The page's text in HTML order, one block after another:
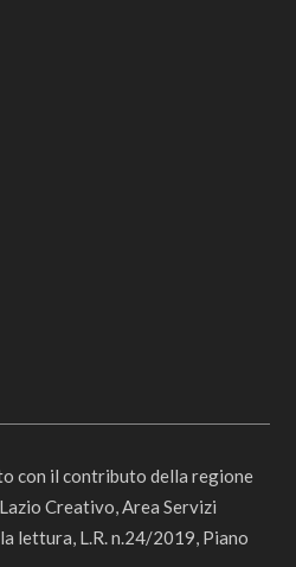
con il contributo della regione
Creativo, Area Servizi
lettura, L.R. n.24/2019, Piano